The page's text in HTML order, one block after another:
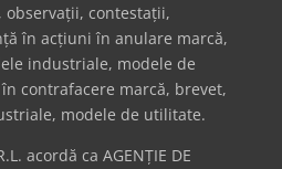
contestații,
în acțiuni în anulare marcă,
industriale, modele de
contrafacere marcă, brevet,
modele de utilitate.
acordă ca AGENȚIE DE